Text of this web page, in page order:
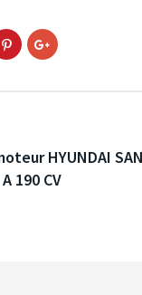
HYUNDAI
190 CV